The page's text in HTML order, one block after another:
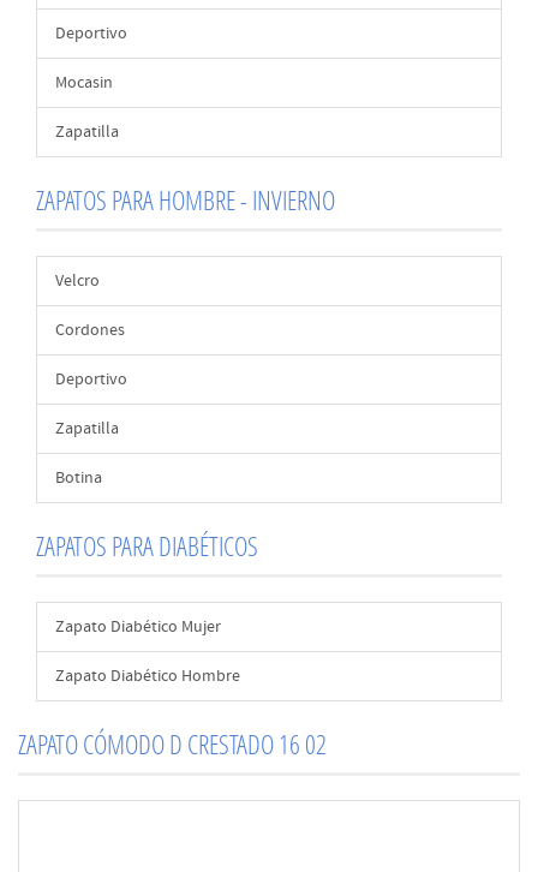
Deportivo
Mocasin
Zapatilla
ZAPATOS PARA HOMBRE - INVIERNO
Velcro
Cordones
Deportivo
Zapatilla
Botina
ZAPATOS PARA DIABÉTICOS
Zapato Diabético Mujer
Zapato Diabético Hombre
ZAPATO CÓMODO D CRESTADO 16 02